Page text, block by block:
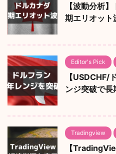
【波動分析
期エリオット
Editor's Pick
【
ンジ突破で
Tradingview
【